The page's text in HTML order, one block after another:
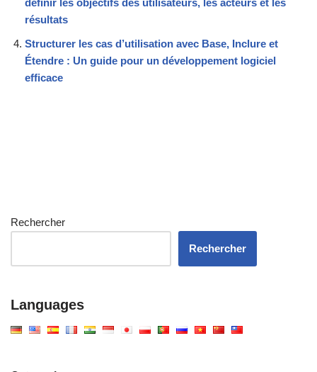
définir les objectifs des utilisateurs, les acteurs et les
résultats
Structurer les cas d’utilisation avec Base, Inclure et
Étendre : Un guide pour un développement logiciel
efficace
Rechercher
Rechercher
Languages